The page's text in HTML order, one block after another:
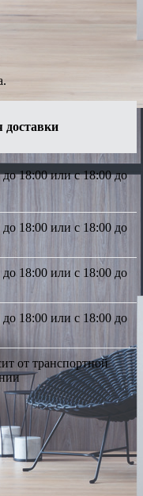
доставки
18:00 или с 18:00 до
18:00 или с 18:00 до
18:00 или с 18:00 до
18:00 или с 18:00 до
от транспортной